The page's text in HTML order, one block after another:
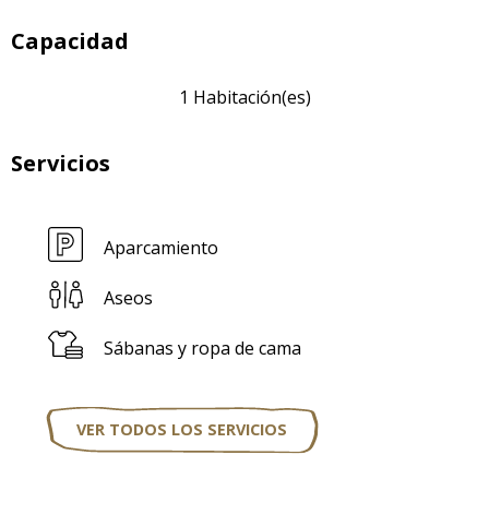
Capacidad
1 Habitación(es)
Servicios
Aparcamiento
Aseos
Sábanas y ropa de cama
VER TODOS LOS SERVICIOS